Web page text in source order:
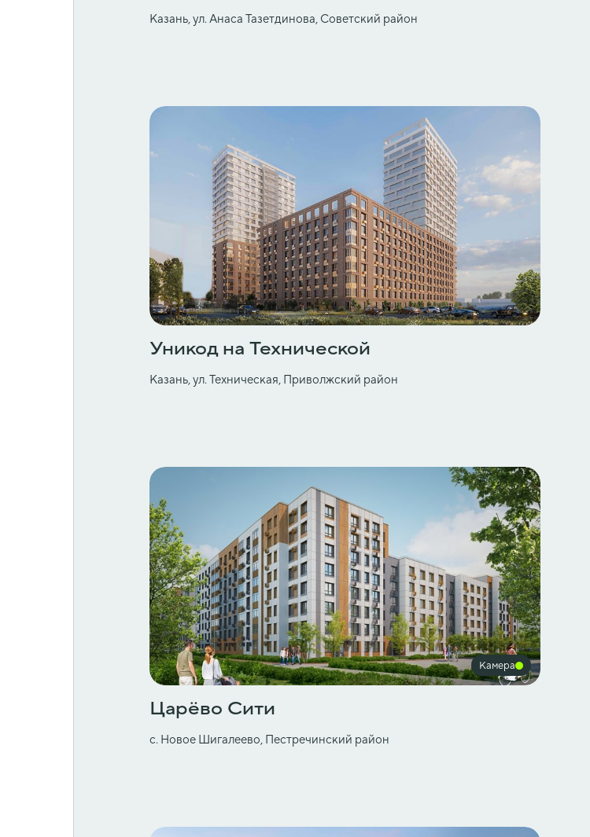
Казань, ул. Анаса Тазетдинова, Советский район
Уникод на Технической
Казань, ул. Техническая, Приволжский район
Камера
Царёво Сити
с. Новое Шигалеево, Пестречинский район